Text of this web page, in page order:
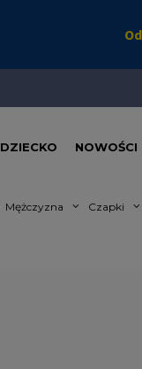
DZIECKO NOWOŚCI
Mężczyzna Czapki